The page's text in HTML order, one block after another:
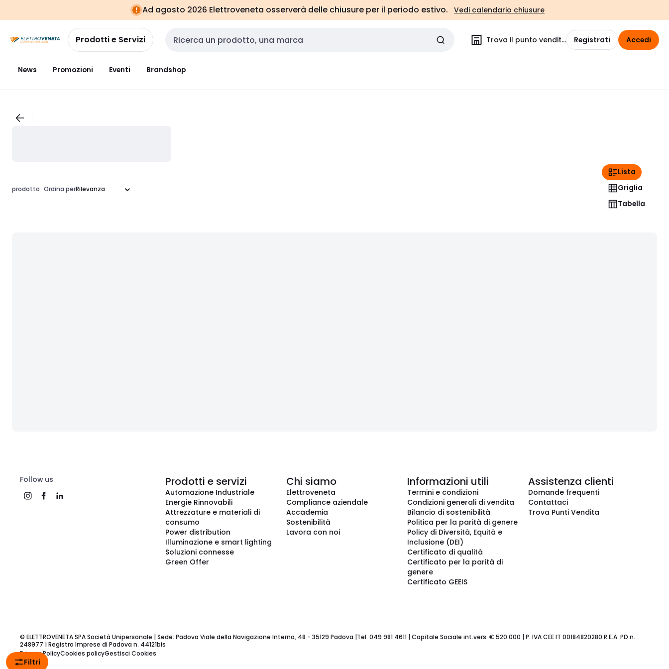
navigazionealla
pagina
Ad agosto 2026 Elettroveneta osserverà delle chiusure per il periodo estivo. Vedi calendario chiusure
Prodotti e Servizi Cerca input Trova il punto vendita Registrati Accedi
News Promozioni Eventi Brandshop
Filtri
prodotto Ordina per
Lista
Griglia
Tabella
Follow us Prodotti e servizi
Automazione Industriale
Energie Rinnovabili
Attrezzature e materiali di
consumo
Power distribution
Illuminazione e smart lighting
Soluzioni connesse
Green Offer
Chi siamo
Elettroveneta
Compliance aziendale
Accademia
Sostenibilità
Lavora con noi
Informazioni utili
Termini e condizioni
Condizioni generali di vendita
Bilancio di sostenibilità
Politica per la parità di genere
Policy di Diversità, Equità e
Inclusione (DEI)
Certificato di qualità
Certificato per la parità di
genere
Certificato GEEIS
Assistenza clienti
Domande frequenti
Contattaci
Trova Punti Vendita
© ELETTROVENETA SPA Società Unipersonale | Sede: Padova Viale della Navigazione Interna, 48 - 35129 Padova |Tel. 049 981 4611 | Capitale Sociale int.vers. € 520.000 | P. IVA CEE IT 00184820280 R.E.A. PD n.
248977 | Registro Imprese di Padova n. 44121bis
Privacy PolicyCookies policyGestisci Cookies